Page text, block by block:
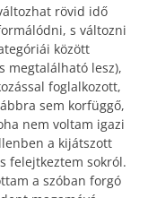
rövid idő
s változni
között
megtalálható lesz),
foglalkozott,
sem korfüggő,
nem voltam igazi
a kijátszott
felejtkeztem sokról.
a szóban forgó